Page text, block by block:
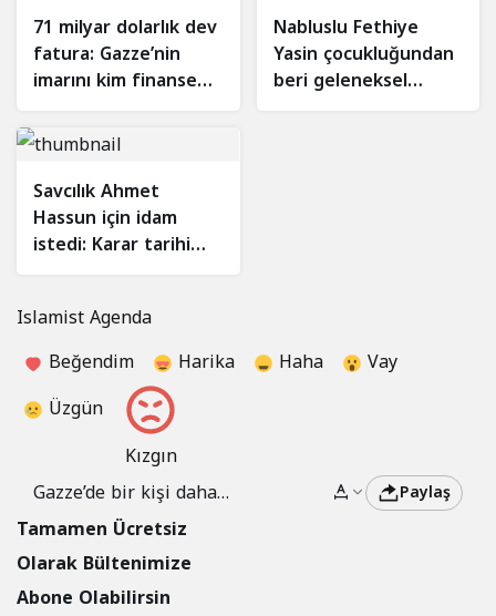
71 milyar dolarlık dev
fatura: Gazze’nin
imarını kim finanse
Nabluslu Fethiye
Yasin çocukluğundan
beri geleneksel
Savcılık Ahmet
Hassun için idam
istedi: Karar tarihi
Islamist Agenda
Beğendim
Harika Haha
Vay
Üzgün
Kızgın
Gazze’de bir kişi daha
hayatını kaybetti:
Bilançodaki ağır artış
sürüyor
Paylaş
Tamamen Ücretsiz
Olarak Bültenimize
Abone Olabilirsin